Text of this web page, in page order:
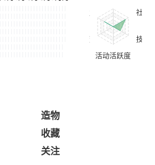
造物
收藏
关注